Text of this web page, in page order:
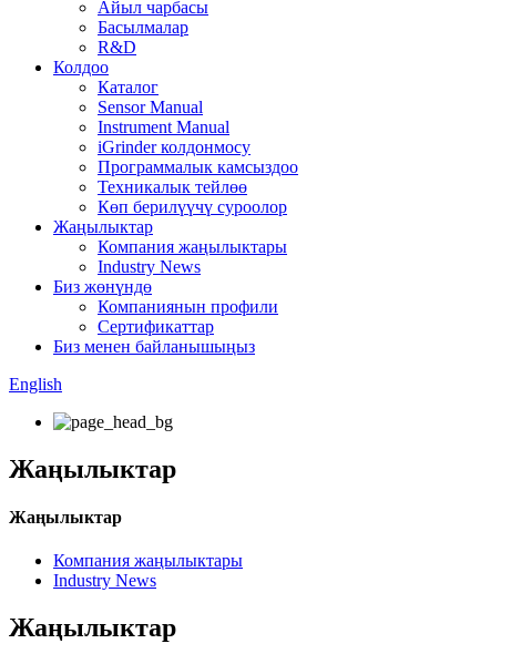
Айыл чарбасы
Басылмалар
R&D
Колдоо
Каталог
Sensor Manual
Instrument Manual
iGrinder колдонмосу
Программалык камсыздоо
Техникалык тейлөө
Көп берилүүчү суроолор
Жаңылыктар
Компания жаңылыктары
Industry News
Биз жөнүндө
Компаниянын профили
Сертификаттар
Биз менен байланышыңыз
English
Жаңылыктар
Жаңылыктар
Компания жаңылыктары
Industry News
Жаңылыктар